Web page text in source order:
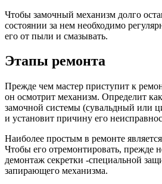
Чтобы замочный механизм долго
состоянии за нем необходимо
его от пыли и смазывать.
Этапы ремонта
Прежде чем мастер приступит к
он осмотрит механизм. Определит
замочной системы (сувальдный или
и установит причину его
Наиболее простым в ремонте
Чтобы его отремонтировать, прежде
демонтаж секретки -специальной
запирающего механизма.